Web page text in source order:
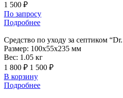
1 500 ₽
По запросу
Подробнее
Средство по уходу за септиком
Размер: 100x55x235 мм
Вес: 1.05 кг
1 800 ₽ 1 500 ₽
В корзину
Подробнее